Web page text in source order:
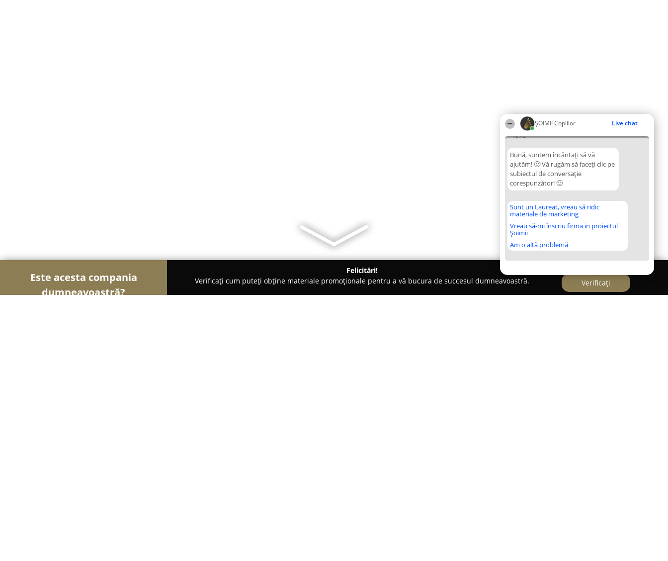
ȘOIMII Copiilor Live chat
12:42
Bună, suntem încântați să vă
ajutăm! 🙂 Vă rugăm să faceți clic pe
subiectul de conversație
corespunzător! 🙂
Sunt un Laureat, vreau să ridic
materiale de marketing
Vreau să-mi înscriu firma in proiectul
Șoimii
Am o altă problemă
Este acesta compania
dumneavoastră?
Felicitări!
Verificați cum puteți obține materiale promoționale pentru a vă bucura de succesul dumneavoastră.
Verificați